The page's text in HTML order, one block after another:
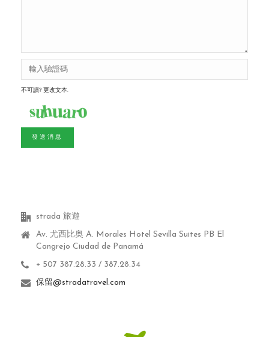
不可讀? 更改文本.
發送消息
strada 旅遊
Av. 尤西比奥 A. Morales Hotel Sevilla Suites PB El
Cangrejo Ciudad de Panamá
+ 507 387.28.33 / 387.28.34
保留@stradatravel.com